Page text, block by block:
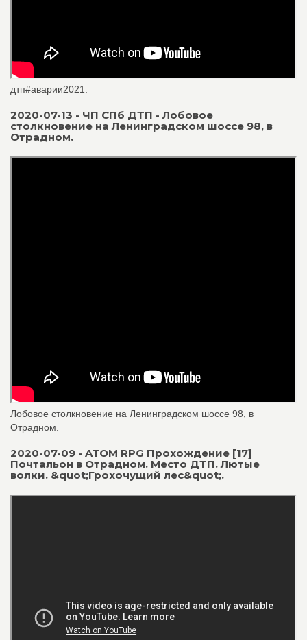
дтп#аварии2021.
2020-07-13 - ЧП СПб ДТП - Лобовое
столкновение на Ленинградском шоссе 98, в
Отрадном.
Лобовое столкновение на Ленинградском шоссе 98, в
Отрадном.
2020-07-09 - ATOM RPG Прохождение [17]
Почтальон в Отрадном. Место ДТП. Лютые
волки. &quot;Грохочущий лес&quot;.